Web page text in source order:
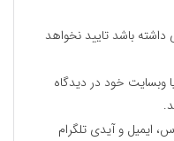
داشته باشد تایید نخواهد
وبسایت خود در دیدگاه
ایمیل و آیدی تلگرام